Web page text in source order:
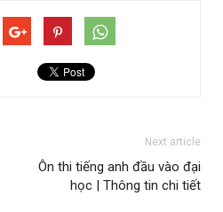
Next article
Ôn thi tiếng anh đầu vào đại
học | Thông tin chi tiết